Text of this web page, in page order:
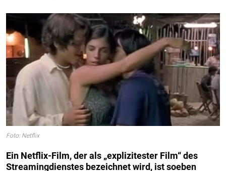
Foto: Netflix
Ein Netflix-Film, der als „explizitester Film“ des
Streamingdienstes bezeichnet wird, ist soeben